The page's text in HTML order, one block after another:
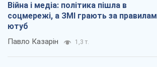
Війна і медіа: політика пішла в
соцмережі, а ЗМІ грають за
ютуб
Павло Казарін 1,3 т.